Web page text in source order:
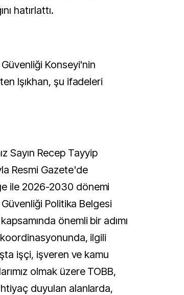
hatırlattı.
Güvenliği Konseyi'nin
Işıkhan, şu ifadeleri
Sayın Recep Tayyip
Resmi Gazete'de
ile 2026-2030 dönemi
Güvenliği Politika Belgesi
kapsamında önemli bir adımı
koordinasyonunda, ilgili
işçi, işveren ve kamu
olmak üzere TOBB,
duyulan alanlarda,